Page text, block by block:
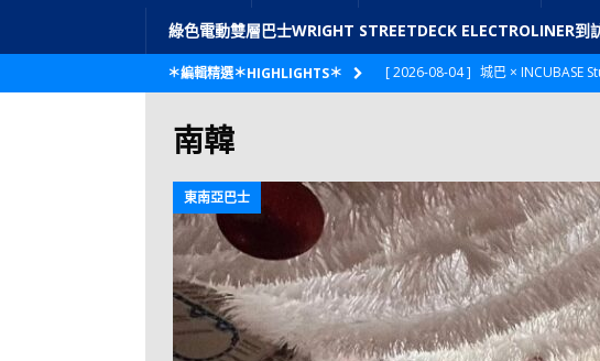
綠色電動雙層巴士WRIGHT STREETDECK ELECTROLINER到
＊編輯精選＊HIGHLIGHTS＊ [ 2026-08-04 ] 城巴 × INCUBASE
LONGWIN 九巴及龍運
[ 2026-07-26 ]
【新車速報】第一
新車速報
[ 2026-07-23 ] 【電車】究竟幾幅
[ 2026-07-22 ] 【輕鐵】痴卡哇列
南韓
東南亞巴士